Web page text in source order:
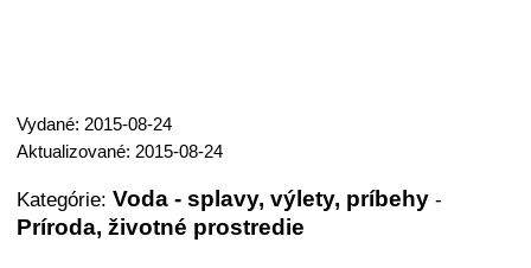
Vydané: 2015-08-24
Aktualizované: 2015-08-24
Kategórie: Voda - splavy, výlety, príbehy -
Príroda, životné prostredie